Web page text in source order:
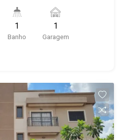
portaria 24hrs, piscina,
squash, área de
a SBS Motors,
1
Banho
1
Garagem